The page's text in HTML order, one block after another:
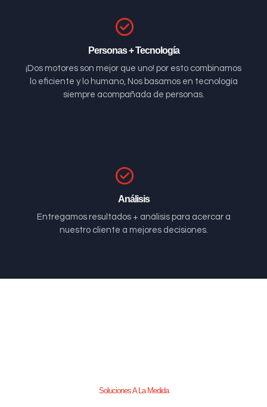
Personas + Tecnología
¡Dos motores son mejor que uno! por esto combinamos
lo eficiente y lo humano, Nos basamos en tecnología
siempre acompañada de personas.
Análisis
Entregamos resultados + análisis para acercar a
nuestro cliente a mejores decisiones.
Soluciones A La Medida